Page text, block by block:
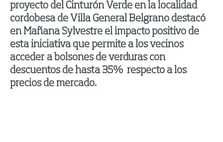
proyecto del Cinturón Verde en la localidad
cordobesa de Villa General Belgrano destacó
en Mañana Sylvestre el impacto positivo de
esta iniciativa que permite a los vecinos
acceder a bolsones de verduras con
descuentos de hasta 35% respecto a los
precios de mercado.